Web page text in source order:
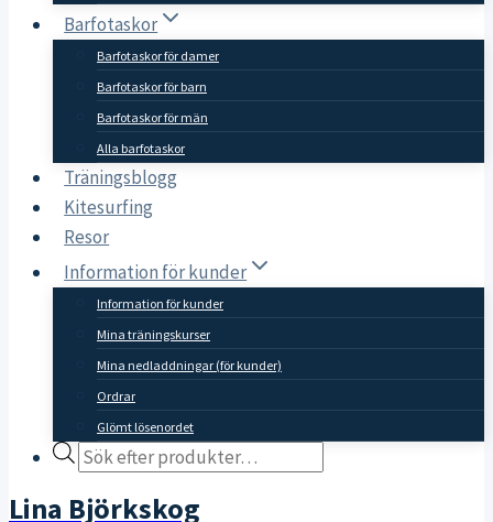
Barfotaskor
Barfotaskor för damer
Barfotaskor för barn
Barfotaskor för män
Alla barfotaskor
Träningsblogg
Kitesurfing
Resor
Information för kunder
Information för kunder
Mina träningskurser
Mina nedladdningar (för kunder)
Ordrar
Glömt lösenordet
Products
Lina Björkskog